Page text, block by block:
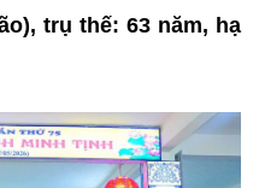
trụ thế: 63 năm, hạ